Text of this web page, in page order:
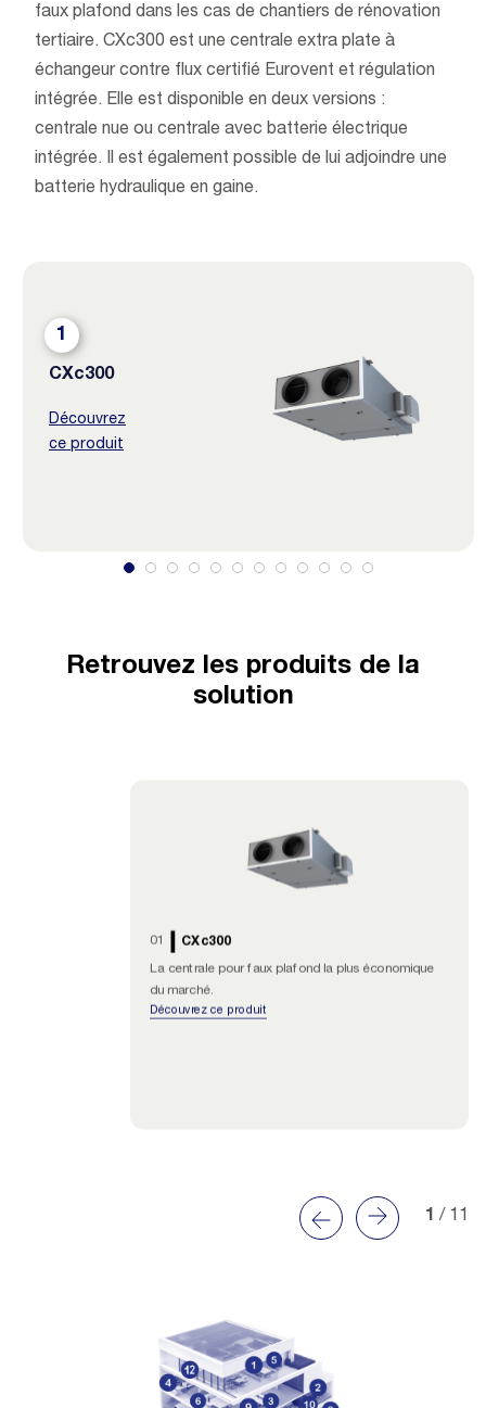
faux plafond dans les cas de chantiers de rénovation
tertiaire. CXc300 est une centrale extra plate à
échangeur contre flux certifié Eurovent et régulation
intégrée. Elle est disponible en deux versions :
centrale nue ou centrale avec batterie électrique
intégrée. Il est également possible de lui adjoindre une
batterie hydraulique en gaine.
1
CXc300
Découvrez
ce produit
Retrouvez les produits de la
solution
01 CXc300
La centrale pour faux plafond la plus économique
du marché.
Découvrez ce produit
1 / 11